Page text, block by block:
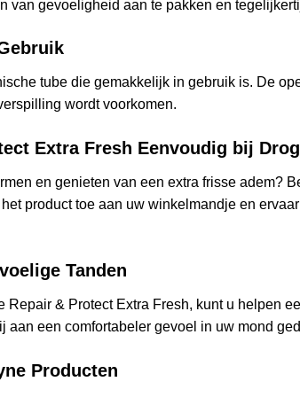
van gevoeligheid aan te pakken en
tube die gemakkelijk in gebruik is. De
wordt voorkomen.
Extra Fresh Eenvoudig bij
en genieten van een extra frisse adem?
product toe aan uw winkelmandje en
Tanden
& Protect Extra Fresh, kunt u helpen
een comfortabeler gevoel in uw mond
Producten